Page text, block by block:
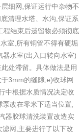
细网,保证运行中杂物不
清理水塔、水沟,保证系
程结束后遗留物必须彻底
室,所有铜管不得有硬垢
水室(出入口转向水室)
处滞留。具体做法是用
3mm的缝隙;e)收球网
中根据水质情况决定收
改在零米下适当位置,
器胶球清洗装置改造实
网,主要进行了以下改